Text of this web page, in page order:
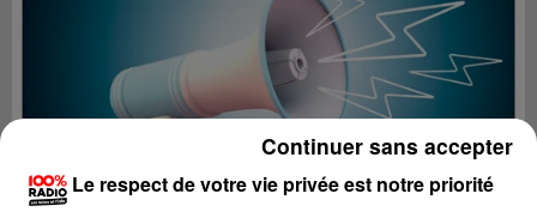
Le respect de votre vie privée est notre priorité
Continuer sans accepter